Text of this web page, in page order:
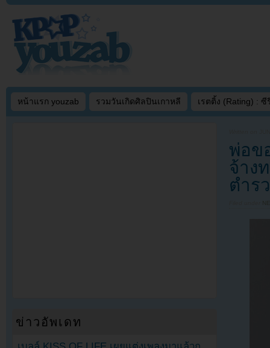
หน้าแรก youzab รวมวันเกิดศิลปินเกาหลี เรตติ้ง (Rating) : ซี
พ่อข
จ้าง
ตำร
ข่าวอัพเดท